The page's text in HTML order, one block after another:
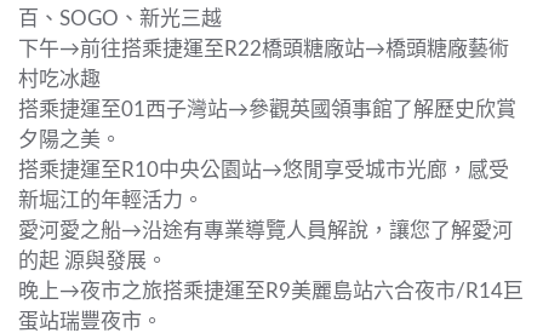
百、SOGO、新光三越
下午→前往搭乘捷運至R22橋頭糖廠站→橋頭糖廠藝術
村吃冰趣
搭乘捷運至01西子灣站→參觀英國領事館了解歷史欣賞
夕陽之美。
搭乘捷運至R10中央公園站→悠閒享受城市光廊，感受
新堀江的年輕活力。
愛河愛之船→沿途有專業導覽人員解說，讓您了解愛河
的起 源與發展。
晚上→夜市之旅搭乘捷運至R9美麗島站六合夜市/R14巨
蛋站瑞豐夜市。